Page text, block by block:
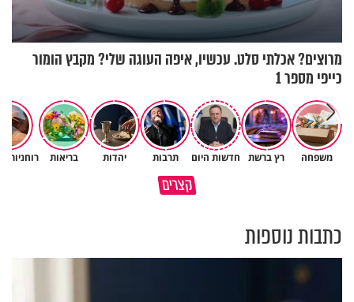
מרוצים? אכלתי סלט. עכשיו, איפה העוגה שלי? מקבץ הומור
כייפי מספר 1
משפחה רץ ברשת חדשות היום תרבות יהדות בריאות רוחניות
קצרים
איך יתכן שעם ישראל הצליח
לשרוד במדבר ארבעים שנים?
״ זו הייתה ההחלטה הכי קשה
שלקחתי בחיים": לורה כהן
כתבות נוספות